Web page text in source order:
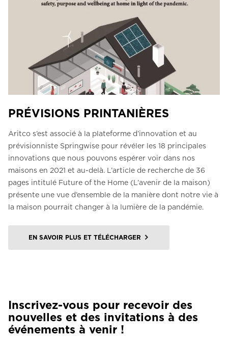
PRÉVISIONS PRINTANIÈRES
Aritco s’est associé à la plateforme d’innovation et au
prévisionniste Springwise pour révéler les 18 principales
innovations que nous pouvons espérer voir dans nos
maisons en 2021 et au-delà. L’article de recherche de 36
pages intitulé Future of the Home (L’avenir de la maison)
présente une vue d’ensemble de la manière dont notre vie à
la maison pourrait changer à la lumière de la pandémie.
EN SAVOIR PLUS ET TÉLÉCHARGER
Inscrivez-vous pour recevoir des
nouvelles et des invitations à des
événements à venir !